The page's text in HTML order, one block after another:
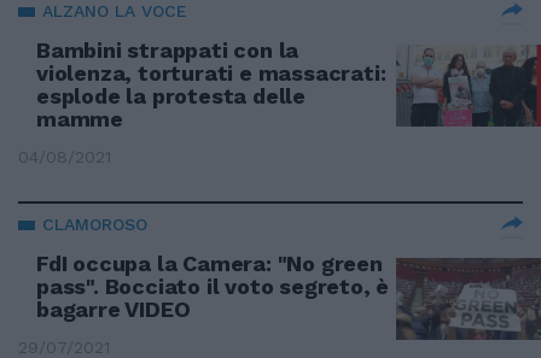
ALZANO LA VOCE
Bambini strappati con la
violenza, torturati e massacrati:
esplode la protesta delle
mamme
04/08/2021
CLAMOROSO
FdI occupa la Camera: "No green
pass". Bocciato il voto segreto, è
bagarre VIDEO
29/07/2021